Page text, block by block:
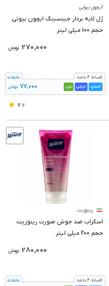
آیچون بیوتی
ژل لایه بردار جینسینگ ایچون بیوتی
حجم 100 میلی لیتر
تومان 270,000
اقساط 4 ماهه
اسنپ
دیجی ترب 77,000 تومان
ماهانه
4.2
رینوزیت
اسکراب ضد جوش صورت رینوزیت
حجم 200 میلی لیتر
تومان 280,000
اقساط 4 ماهه
ماهانه